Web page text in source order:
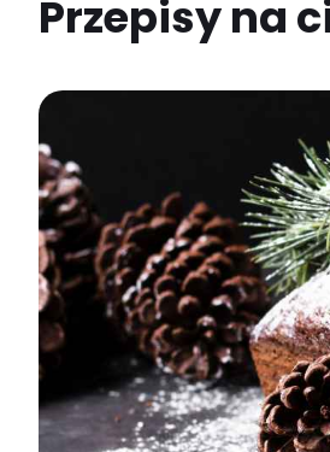
Przepisy na